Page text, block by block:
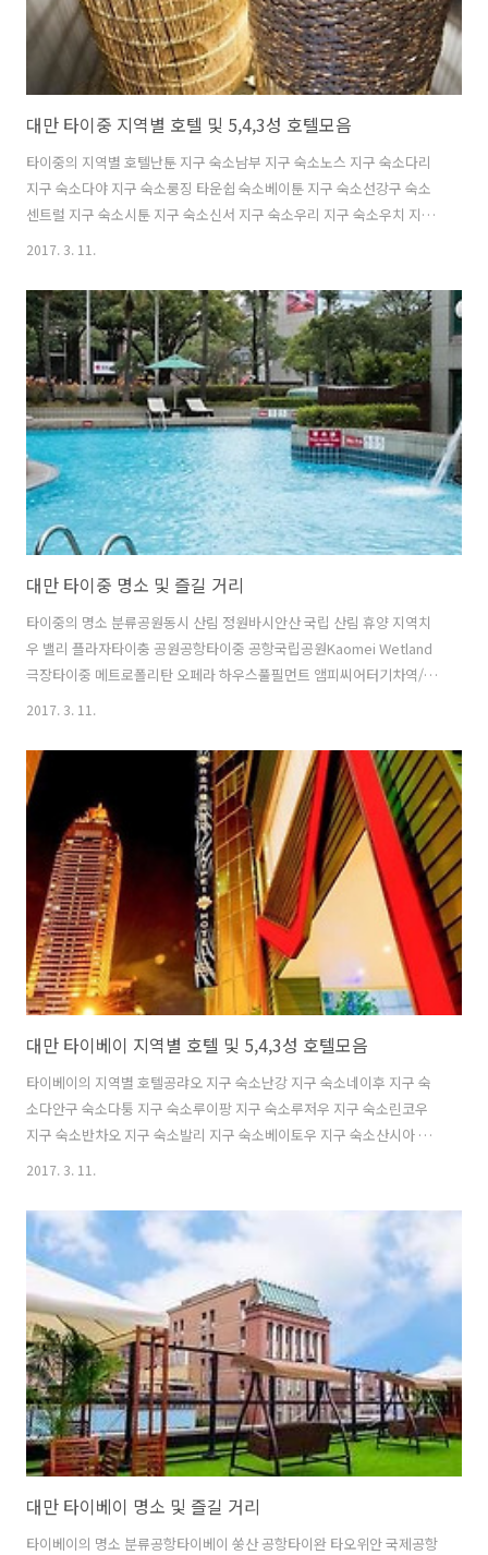
대만 타이중 지역별 호텔 및 5,4,3성 호텔모음
타이중의 지역별 호텔난툰 지구 숙소남부 지구 숙소노스 지구 숙소다리
지구 숙소다야 지구 숙소룽징 타운쉽 숙소베이툰 지구 숙소선강구 숙소
센트럴 지구 숙소시툰 지구 숙소신서 지구 숙소우리 지구 숙소우치 지구
타이중의 5성급 호텔더 린 호텔더 선 핫 스프링 리조트밀레니엄 호텔 타
이중발리 네이처 스파 핫 스프링 리조트스플렌더 호텔에버그린 로렐 호
텔 타이중윈드저 호텔템퍼스 호텔 다-둔템퍼스 호텔풀론 호텔 리파오 랜
드하워드 프린스 호텔 타이중호텔 내셔널호텔 원 타이청후레쉬 필드 호
텔타이중의 4성급 호텔52 호텔53 호텔CU 호텔 타이충FM 호텔Lun
Ching Motel그랜드 시티 호..
2017. 3. 11.
대만 타이중 명소 및 즐길 거리
타이중의 명소 분류공원동시 산림 정원바시안산 국립 산림 휴양 지역치
우 밸리 플라자타이충 공원공항타이중 공항국립공원Kaomei Wetland
극장타이중 메트로폴리탄 오페라 하우스풀필먼트 앰피씨어터기차역/지
하철역/버스정류장THSR Taichung Station간청 버스 스테이션차오마
드대학국립 타이완 컬리지 오브 피지컬 에듀케이션아시아 대학퉁하이
대학교팽 치아 대학교랜드마크우펑 린 패밀리 맨션 앤드 가든명소/관광
지가오메이 습지대뉴 에라 스쿨럽처 공원라벤더 포레스트레인보우 밀리
터리 하우징리산 풍치지구몽쾨르미야하라 아이 클리닉서밋 리조트순교
성지씨 오브 플라워 인 신서완 헤 사원웨어하우스 넘버 20차이홍쥐엔 마
을쳉 후앙 사원캘리그래피 그린웨이타다 센터..
2017. 3. 11.
대만 타이베이 지역별 호텔 및 5,4,3성 호텔모음
타이베이의 지역별 호텔공랴오 지구 숙소난강 지구 숙소네이후 지구 숙
소다안구 숙소다퉁 지구 숙소루이팡 지구 숙소루저우 지구 숙소린코우
지구 숙소반차오 지구 숙소발리 지구 숙소베이토우 지구 숙소산시아 지
구 숙소산지 지구 숙소산총 지구 숙소선컹 지구 숙소쉬딩 지구 숙소스린
소신디안 지구 숙소신이 지구 숙소신좡 지구 숙소쑹산 지구 숙소완리 지
구 숙소완화 지구 숙소용허 지구 숙소우구 지구 숙소우라이 지구 숙소잉
거 지구 숙소종젱 지구 숙소중산 지구 숙소중허 지구 숙소지우 펜 숙소진
산 지구 숙소타이베이 메인역 숙소타이산 지구 숙소탐수이 지구 숙소투
청 지구 숙소핑시 디스트릭트 숙소타이베이의 5성급 호텔Gloria
PrinceGloria Residence..
2017. 3. 11.
대만 타이베이 명소 및 즐길 거리
타이베이의 명소 분류공항타이베이 쑹산 공항타이완 타오위안 국제공항